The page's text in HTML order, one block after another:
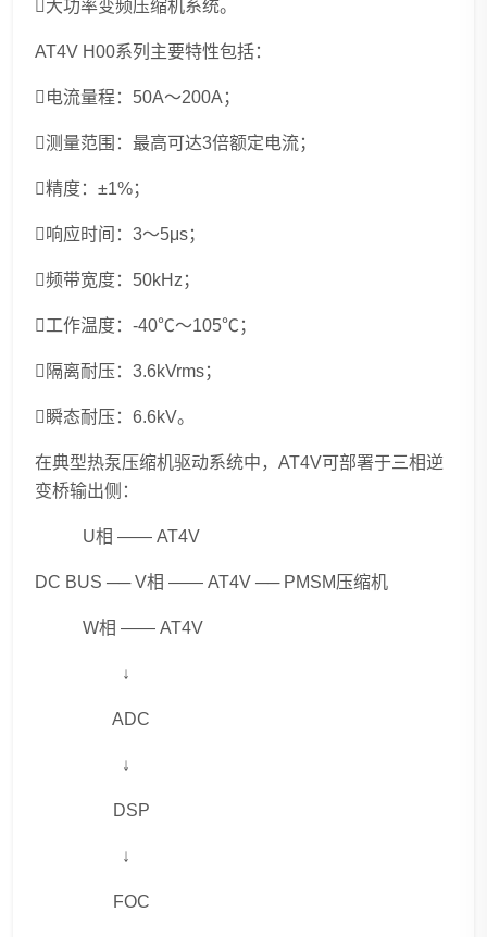
大功率变频压缩机系统。
AT4V H00系列主要特性包括：
电流量程：50A～200A；
测量范围：最高可达3倍额定电流；
精度：±1%；
响应时间：3～5μs；
频带宽度：50kHz；
工作温度：-40℃～105℃；
隔离耐压：3.6kVrms；
瞬态耐压：6.6kV。
在典型热泵压缩机驱动系统中，AT4V可部署于三相逆
变桥输出侧：
U相 —— AT4V
DC BUS ── V相 —— AT4V ── PMSM压缩机
W相 —— AT4V
↓
ADC
↓
DSP
↓
FOC